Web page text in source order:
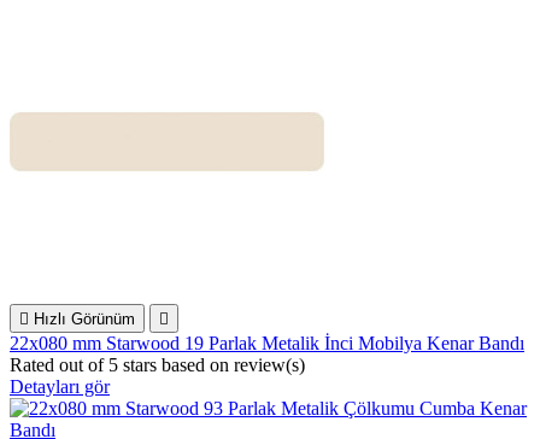
 Hızlı Görünüm 
22x080 mm Starwood 19 Parlak Metalik İnci Mobilya Kenar Bandı
Rated out of 5 stars based on review(s)
Detayları gör